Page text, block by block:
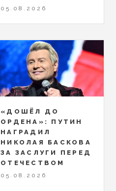
05.08.2026
«ДОШЁЛ ДО
ОРДЕНА»: ПУТИН
НАГРАДИЛ
НИКОЛАЯ БАСКОВА
ЗА ЗАСЛУГИ ПЕРЕД
ОТЕЧЕСТВОМ
05.08.2026